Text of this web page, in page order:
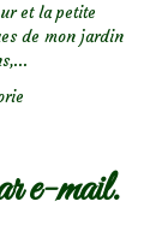
et la petite
de mon jardin
e-mail.